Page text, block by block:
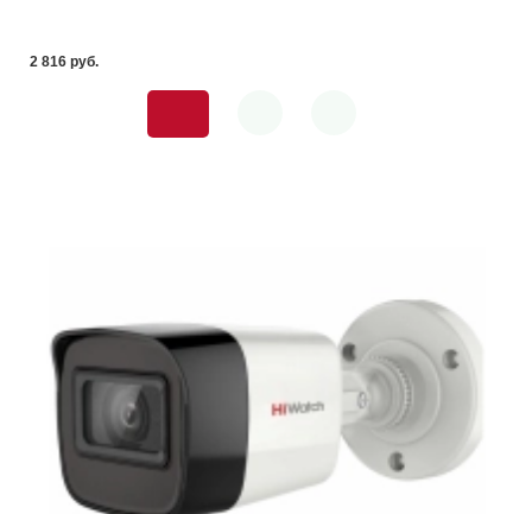
2 816 pуб.